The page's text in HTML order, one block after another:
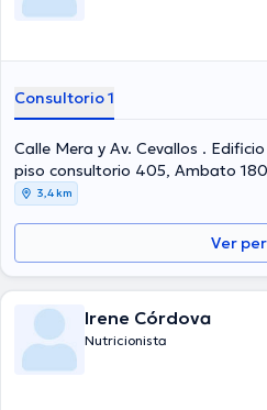
Consultorio 1
Calle Mera y Av. Cevallos .
piso consultorio 405, Ambato
3,4 km
Ver
Irene Córdova
Nutricionista